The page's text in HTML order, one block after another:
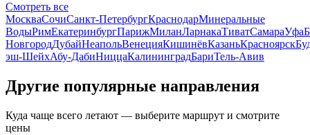
Смотреть все
МоскваСочиСанкт-ПетербургКраснодарМинеральные
ВодыРимЕкатеринбургПарижМиланЛарнакаТиватСамараУфа
НовгородДубайНеапольВенецияКишинёвКазаньКрасноярск
эш-ШейхАбу-ДабиНиццаКалининградБариТель-Авив
Другие популярные направления
Куда чаще всего летают — выберите маршрут и смотрите
цены